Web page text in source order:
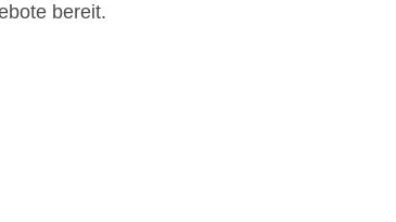
bereit.